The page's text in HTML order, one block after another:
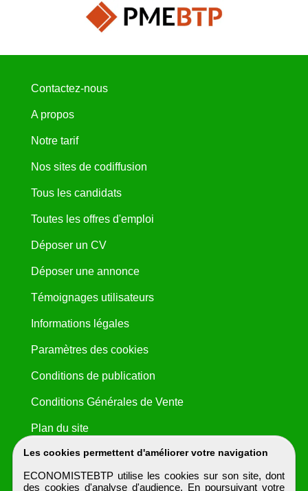
Les cookies permettent d'améliorer votre navigation
ECONOMISTEBTP utilise les cookies sur son site, dont
des cookies d'analyse d'audience. En poursuivant votre
Contactez-nous
A propos
Notre tarif
Nos sites de codiffusion
Tous les candidats
Toutes les offres d'emploi
Déposer un CV
Déposer une annonce
Témoignages utilisateurs
Informations légales
Paramètres des cookies
Conditions de publication
Conditions Générales de Vente
Plan du site